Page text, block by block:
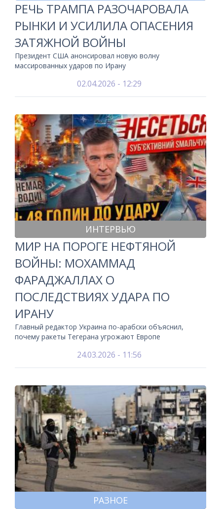
РЕЧЬ ТРАМПА РАЗОЧАРОВАЛА
РЫНКИ И УСИЛИЛА ОПАСЕНИЯ
ЗАТЯЖНОЙ ВОЙНЫ
Президент США анонсировал новую волну
массированных ударов по Ирану
02.04.2026 - 12:29
ИНТЕРВЬЮ
МИР НА ПОРОГЕ НЕФТЯНОЙ
ВОЙНЫ: МОХАММАД
ФАРАДЖАЛЛАХ О
ПОСЛЕДСТВИЯХ УДАРА ПО
ИРАНУ
Главный редактор Украина по-арабски объяснил,
почему ракеты Тегерана угрожают Европе
24.03.2026 - 11:56
РАЗНОЕ